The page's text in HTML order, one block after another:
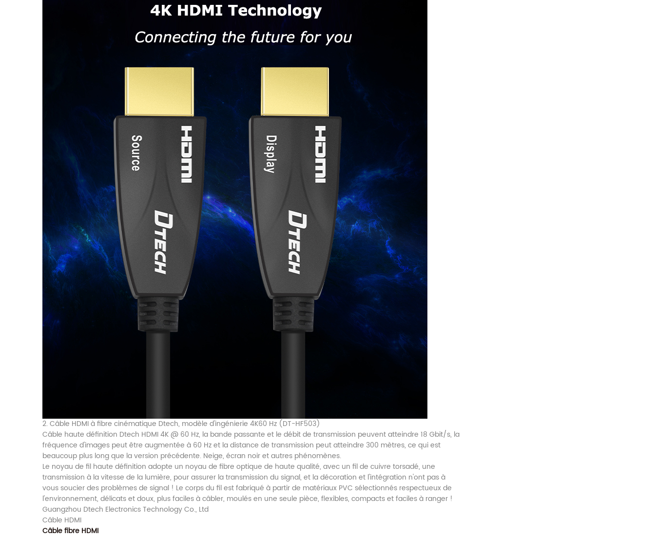
2. Câble HDMI à fibre cinématique Dtech, modèle d'ingénierie 4K60 Hz (DT-HF503)
Câble haute définition Dtech HDMI 4K @ 60 Hz, la bande passante et le débit de transmission peuvent atteindre 18 Gbit/s, la
fréquence d'images peut être augmentée à 60 Hz et la distance de transmission peut atteindre 300 mètres, ce qui est
beaucoup plus long que la version précédente. Neige, écran noir et autres phénomènes.
Le noyau de fil haute définition adopte un noyau de fibre optique de haute qualité, avec un fil de cuivre torsadé, une
transmission à la vitesse de la lumière, pour assurer la transmission du signal, et la décoration et l'intégration n'ont pas à
vous soucier des problèmes de signal ! Le corps du fil est fabriqué à partir de matériaux PVC sélectionnés respectueux de
l'environnement, délicats et doux, plus faciles à câbler, moulés en une seule pièce, flexibles, compacts et faciles à ranger !
Guangzhou Dtech Electronics Technology Co., Ltd
Câble HDMI
Câble fibre HDMI